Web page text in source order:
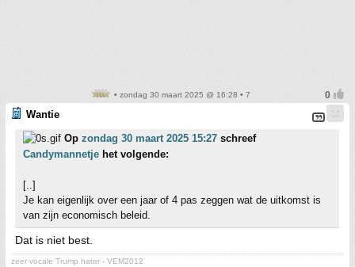
• zondag 30 maart 2025 @ 16:28 • 7
Wantie
Op zondag 30 maart 2025 15:27 schreef
Candymannetje het volgende:
[..]
Je kan eigenlijk over een jaar of 4 pas zeggen wat de uitkomst is
van zijn economisch beleid.
Dat is niet best.
zeer vocale Trump hater - VEM2012